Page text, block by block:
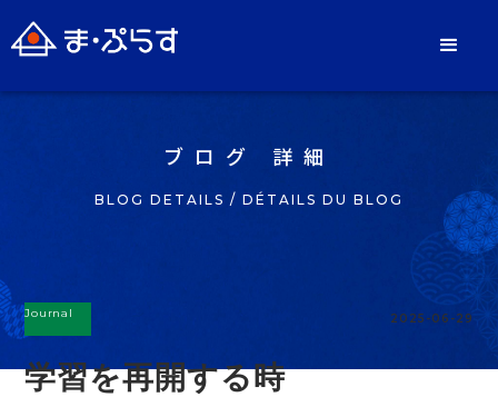
ブログ 詳細
BLOG DETAILS / DÉTAILS DU BLOG
Journal 2025-06-29
学習を再開する時